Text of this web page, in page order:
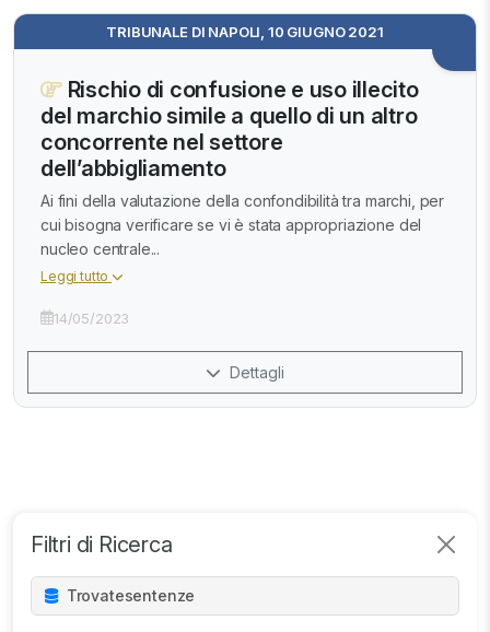
Filtri di Ricerca
Trovatesentenze
TRIBUNALE DI NAPOLI, 10 GIUGNO 2021
Rischio di confusione e uso illecito
del marchio simile a quello di un altro
concorrente nel settore
dell’abbigliamento
Ai fini della valutazione della confondibilità tra marchi, per
cui bisogna verificare se vi è stata appropriazione del
nucleo centrale...
Leggi tutto
14/05/2023
Dettagli